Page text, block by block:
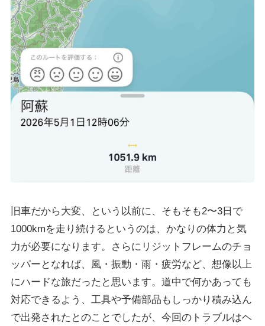
旧車だから大変、という以前に、そもそも2〜3日で
1000kmを走り続けるというのは、かなりの体力と気
力が必要になります。さらにリジットフレームのチョ
ッパーとなれば、風・振動・雨・疲労など、想像以上
にハードな旅だったと思います。道中で何かあっても
対応できるよう、工具や予備部品もしっかり積み込ん
で出発されたとのことでしたが、今回のトラブルはヘ